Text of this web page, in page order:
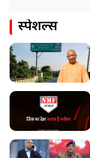
स्पेशल्स